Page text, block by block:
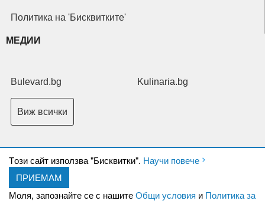
Tози сайт използва "Бисквитки". Научи повече
ПРИЕМАМ
Моля, запознайте се с нашитеОбщи условия и Политика за
Политика на 'Бисквитките'
МЕДИИ
Bulevard.bg Kulinaria.bg
Виж всички
Copyright © 2026 Ксениум ООД. Всички права запазени.
XeniumCompany.com